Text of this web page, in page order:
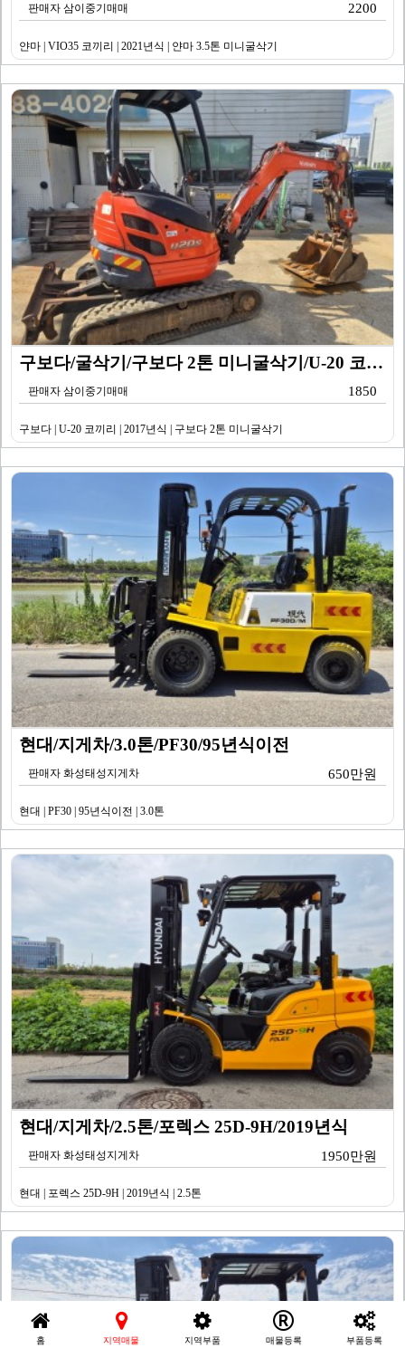
판매자 삼이중기매매 2200
얀마 | VIO35 코끼리 | 2021년식 | 얀마 3.5톤 미니굴삭기
구보다/굴삭기/구보다 2톤 미니굴삭기/U-20 코끼리/…
판매자 삼이중기매매 1850
구보다 | U-20 코끼리 | 2017년식 | 구보다 2톤 미니굴삭기
현대/지게차/3.0톤/PF30/95년식이전
판매자 화성태성지게차 650만원
현대 | PF30 | 95년식이전 | 3.0톤
현대/지게차/2.5톤/포렉스 25D-9H/2019년식
판매자 화성태성지게차 1950만원
현대 | 포렉스 25D-9H | 2019년식 | 2.5톤
홈 지역매물 지역부품 매물등록 부품등록